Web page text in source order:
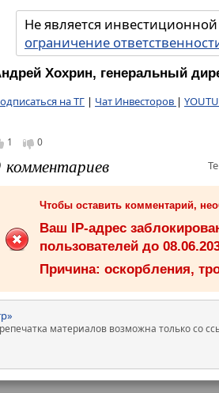
Не является
ограничение
Хохрин, генеральный
на ТГ | Чат Инвесторов |
1 0
комментариев
Чтобы оставить комментарий,
Ваш IP-адрес
пользователей до
Причина: оскорбления,
материалов возможна только со